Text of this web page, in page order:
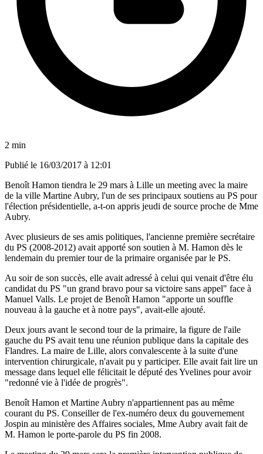
2 min
Publié le 16/03/2017 à 12:01
Benoît Hamon tiendra le 29 mars à Lille un meeting avec la maire
de la ville Martine Aubry, l'un de ses principaux soutiens au PS pour
l'élection présidentielle, a-t-on appris jeudi de source proche de Mme
Aubry.
Avec plusieurs de ses amis politiques, l'ancienne première secrétaire
du PS (2008-2012) avait apporté son soutien à M. Hamon dès le
lendemain du premier tour de la primaire organisée par le PS.
Au soir de son succès, elle avait adressé à celui qui venait d'être élu
candidat du PS "un grand bravo pour sa victoire sans appel" face à
Manuel Valls. Le projet de Benoît Hamon "apporte un souffle
nouveau à la gauche et à notre pays", avait-elle ajouté.
Deux jours avant le second tour de la primaire, la figure de l'aile
gauche du PS avait tenu une réunion publique dans la capitale des
Flandres. La maire de Lille, alors convalescente à la suite d'une
intervention chirurgicale, n'avait pu y participer. Elle avait fait lire un
message dans lequel elle félicitait le député des Yvelines pour avoir
"redonné vie à l'idée de progrès".
Benoît Hamon et Martine Aubry n'appartiennent pas au même
courant du PS. Conseiller de l'ex-numéro deux du gouvernement
Jospin au ministère des Affaires sociales, Mme Aubry avait fait de
M. Hamon le porte-parole du PS fin 2008.